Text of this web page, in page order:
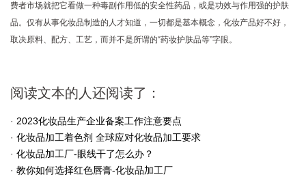
费者市场就把它看做一种毒副作用低的安全性药品，或是功效与作用强的护肤
品。仅有从事化妆品制造的人才知道，一切都是基本概念，化妆产品好不好，
取决原料、配方、工艺，而并不是所谓的“药妆护肤品等”字眼。
阅读文本的人还阅读了：
· 2023化妆品生产企业备案工作注意要点
· 化妆品加工着色剂 全球应对化妆品加工要求
· 化妆品加工厂-眼线干了怎么办？
· 教你如何选择红色唇膏-化妆品加工厂